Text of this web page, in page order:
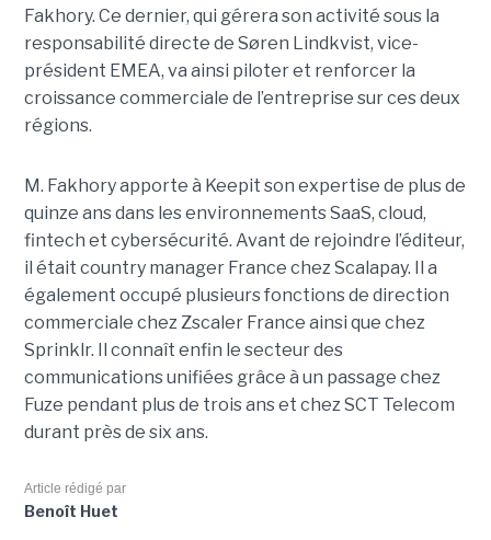
Fakhory. Ce dernier, qui gérera son activité sous la
responsabilité directe de Søren Lindkvist, vice-
président EMEA, va ainsi piloter et renforcer la
croissance commerciale de l’entreprise sur ces deux
régions.
M. Fakhory apporte à Keepit son expertise de plus de
quinze ans dans les environnements SaaS, cloud,
fintech et cybersécurité. Avant de rejoindre l’éditeur,
il était country manager France chez Scalapay. Il a
également occupé plusieurs fonctions de direction
commerciale chez Zscaler France ainsi que chez
Sprinklr. Il connaît enfin le secteur des
communications unifiées grâce à un passage chez
Fuze pendant plus de trois ans et chez SCT Telecom
durant près de six ans.
Article rédigé par
Benoît Huet